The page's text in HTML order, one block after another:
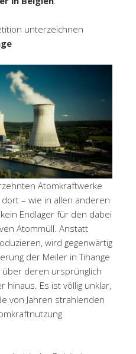
unterzeichnen
Atomkraftwerke
– wie in allen anderen
Endlager für den dabei
Atommüll. Anstatt
wird gegenwärtig
der Meiler in Tihange
deren ursprünglich
Es ist völlig unklar,
von Jahren strahlenden